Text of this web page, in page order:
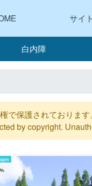
サイ
白内障
で保護されております
by copyright.